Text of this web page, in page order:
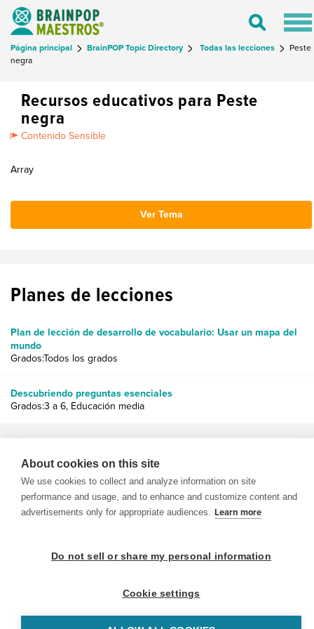
Toggle
Página principal BrainPOP Topic Directory Todas las lecciones
Peste
negra
Recursos educativos para Peste
negra
Contenido Sensible
Array
Ver Tema
Planes de lecciones
Plan de lección de desarrollo de vocabulario: Usar un mapa del
mundo
Grados:Todos los grados
Descubriendo preguntas esenciales
Grados:3 a 6, Educación media
© 1999-2026 BrainPOP. Todos los derechos reservados.
About cookies on this site
We use cookies to collect and analyze information on site
performance and usage, and to enhance and customize content and
advertisements only for appropriate audiences. Learn more
Do not sell or share my personal information
Cookie settings